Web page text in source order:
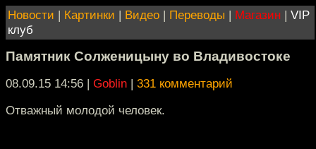
Новости | Картинки | Видео | Переводы | Магазин | VIP
клуб
Памятник Солженицыну во Владивостоке
08.09.15 14:56 | Goblin | 331 комментарий
Отважный молодой человек.